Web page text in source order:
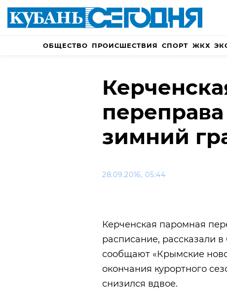
ОБЩЕСТВО ПРОИСШЕСТВИЯ СПОРТ ЖКХ
зимний
28.09.2016, 05:44
Керченская паромная
расписание, рассказали
сообщают «Крымские
окончания курортного
снизился вдвое.